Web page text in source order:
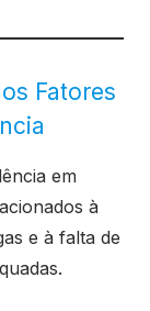
Fatores
em
à
e à falta de